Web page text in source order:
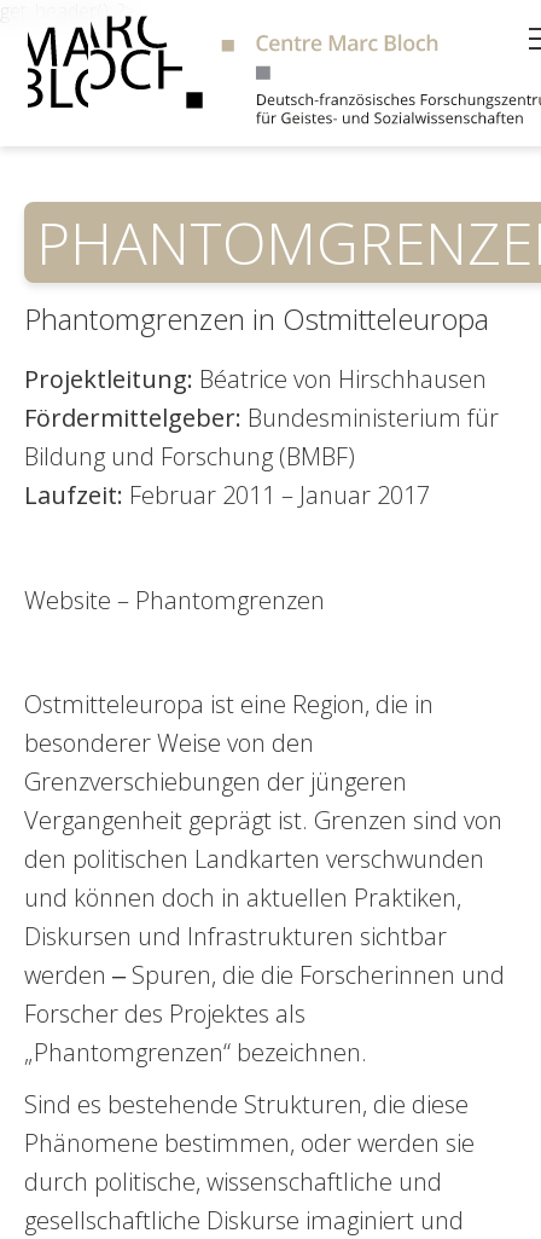
get_header(); ?>
Phantomgrenzen in Ostmitteleuropa
Projektleitung: Béatrice von Hirschhausen
Fördermittelgeber: Bundesministerium für
Bildung und Forschung (BMBF)
Laufzeit: Februar 2011 – Januar 2017
Website – Phantomgrenzen
Ostmitteleuropa ist eine Region, die in
besonderer Weise von den
Grenzverschiebungen der jüngeren
Vergangenheit geprägt ist. Grenzen sind von
den politischen Landkarten verschwunden
und können doch in aktuellen Praktiken,
Diskursen und Infrastrukturen sichtbar
werden ‒ Spuren, die die Forscherinnen und
Forscher des Projektes als
„Phantomgrenzen“ bezeichnen.
Sind es bestehende Strukturen, die diese
Phänomene bestimmen, oder werden sie
durch politische, wissenschaftliche und
gesellschaftliche Diskurse imaginiert und